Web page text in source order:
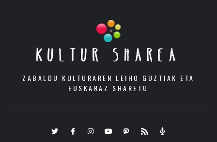
KULTUR SHAREA
ZABALDU KULTURAREN LEIHO GUZTIAK ETA
EUSKARAZ SHARETU
TwitterFacebookInstagramYoutubeMastodon.eus
RSS Podcast